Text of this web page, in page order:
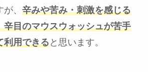
、 辛みや苦み・刺激を感じる
辛目のマウスウォッシュが苦手
利用できると思います。